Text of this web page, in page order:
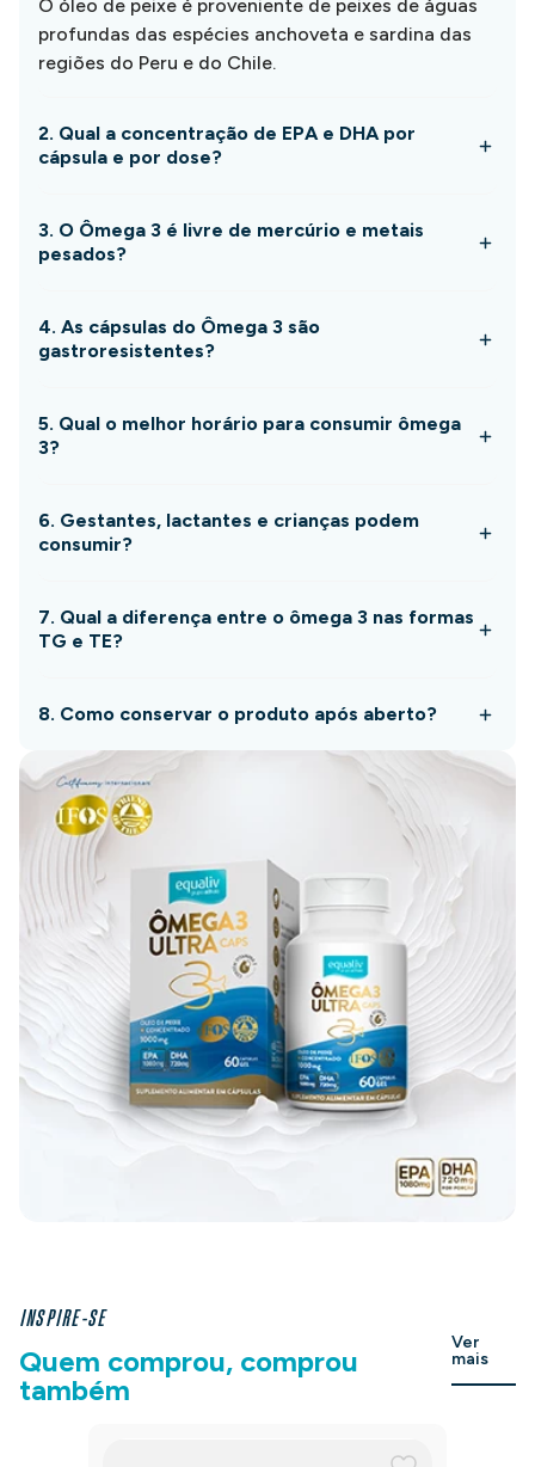
O óleo de peixe é proveniente de peixes de águas
profundas das espécies anchoveta e sardina das
regiões do Peru e do Chile.
2. Qual a concentração de EPA e DHA por
cápsula e por dose?
3. O Ômega 3 é livre de mercúrio e metais
pesados?
4. As cápsulas do Ômega 3 são
gastroresistentes?
5. Qual o melhor horário para consumir ômega
3?
6. Gestantes, lactantes e crianças podem
consumir?
7. Qual a diferença entre o ômega 3 nas formas
TG e TE?
8. Como conservar o produto após aberto?
INSPIRE-SE
Quem comprou, comprou
também
Ver
mais